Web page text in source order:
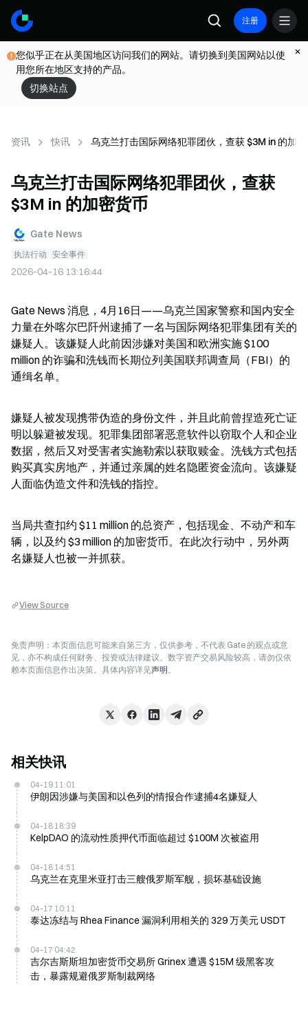
注册
您似乎正在从美国地区访问我们的网站。请切换到美国网站以使
用您所在地区支持的产品。
切换站点
资讯 快讯 乌克兰打击国际网络犯罪团伙，查获 $3M in 的加
乌克兰打击国际网络犯罪团伙，查获
$3M in 的加密货币
Gate News
执法行动 安全事件
2026-04-16 13:16:44
Gate News 消息，4月16日——乌克兰国家警察和国内安全
力量在外喀尔巴阡州逮捕了一名与国际网络犯罪集团有关的
嫌疑人。该嫌疑人此前因涉嫌对美国和欧洲实施 $100
million 的诈骗和洗钱而长期位列美国联邦调查局（FBI）的
通缉名单。
嫌疑人被发现携带伪造的身份文件，并且此前曾捏造死亡证
明以躲避被发现。犯罪集团部署恶意软件以窃取个人和企业
数据，然后又对受害者实施勒索以获取赎金。洗钱方式包括
购买真实房地产，并通过亲属的姓名隐匿资金流向。该嫌疑
人面临伪造文件和洗钱的指控。
当局共查扣约 $11 million 的总资产，包括现金、不动产和车
辆，以及约 $3 million 的加密货币。在此次行动中，另外两
名嫌疑人也被一并抓获。
View Source
免责声明：本页面信息可能来自第三方，仅供参考，不代表 Gate 的观点或意
见，亦不构成任何财务、投资或法律建议。数字资产交易风险较高，请勿仅依
赖本页面信息作出决策。具体内容详见声明。
相关快讯
04-19 11:01
伊朗因涉嫌与美国和以色列的情报合作逮捕4名嫌疑人
04-18 18:39
KelpDAO 的流动性质押代币面临超过 $100M 次被盗用
04-18 14:51
乌克兰在克里米亚打击三艘俄罗斯军舰，损坏基础设施
04-17 10:11
泰达冻结与 Rhea Finance 漏洞利用相关的 329 万美元 USDT
04-17 04:42
吉尔吉斯斯坦加密货币交易所 Grinex 遭遇 $15M 级黑客攻
击，暴露规避俄罗斯制裁网络